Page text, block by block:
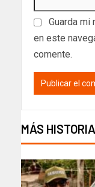
Guarda mi
en este
comente.
MÁS